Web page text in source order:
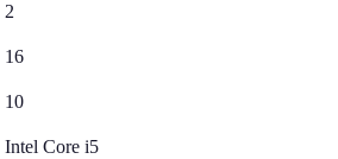
2
16
10
Intel Core i5